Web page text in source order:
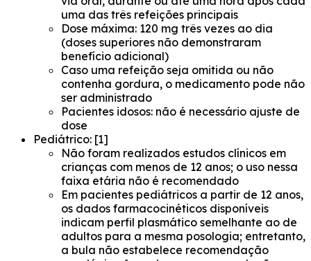
uma das três refeições principais
Dose máxima: 120 mg três vezes ao dia
(doses superiores não demonstraram
benefício adicional)
Caso uma refeição seja omitida ou não
contenha gordura, o medicamento pode não
ser administrado
Pacientes idosos: não é necessário ajuste de
dose
Pediátrico: [1]
Não foram realizados estudos clínicos em
crianças com menos de 12 anos; o uso nessa
faixa etária não é recomendado
Em pacientes pediátricos a partir de 12 anos,
os dados farmacocinéticos disponíveis
indicam perfil plasmático semelhante ao de
adultos para a mesma posologia; entretanto,
a bula não estabelece recomendação